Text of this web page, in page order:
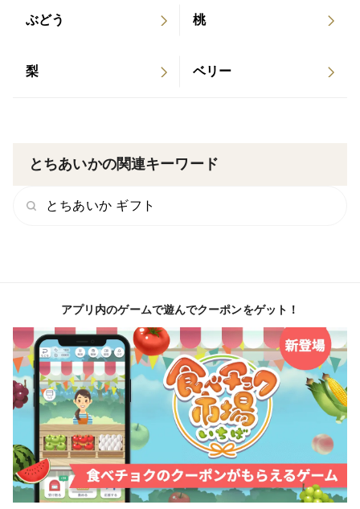
全国有数のいちご産地・栃木県宇都宮市。
め、
しています。
とちあいかは酸味が少なく甘みが強い、栃木県生まれの
新品種。
2026年全国いちご選手権において金賞を取った品種で
人気が高まっております。
果肉がしっかりして傷みにくく、見た目もきれいなため
贈答用にも人気です。
ぶどう 桃
梨 ベリー
とちあいかの関連キーワード
とちあいか ギフト
アプリ内のゲームで遊んでクーポンをゲット！